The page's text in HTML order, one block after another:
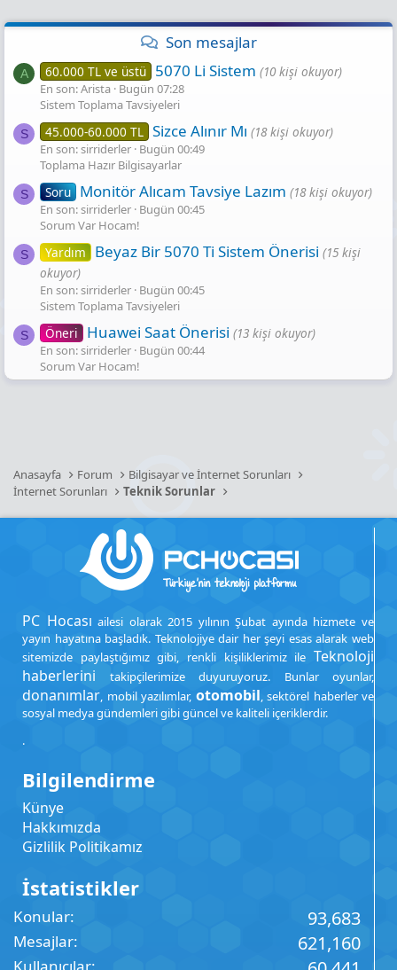
Son mesajlar
A 60.000 TL ve üstü 5070 Li Sistem (10 kişi okuyor)
En son: Arista Bugün 07:28
Sistem Toplama Tavsiyeleri
S 45.000-60.000 TL Sizce Alınır Mı (18 kişi okuyor)
En son: sirriderler Bugün 00:49
Toplama Hazır Bilgisayarlar
S Soru Monitör Alıcam Tavsiye Lazım (18 kişi okuyor)
En son: sirriderler Bugün 00:45
Sorum Var Hocam!
S Yardım Beyaz Bir 5070 Ti Sistem Önerisi (15 kişi
okuyor)
En son: sirriderler Bugün 00:45
Sistem Toplama Tavsiyeleri
S Öneri Huawei Saat Önerisi (13 kişi okuyor)
En son: sirriderler Bugün 00:44
Sorum Var Hocam!
Anasayfa Forum
Bilgisayar ve İnternet Sorunları
İnternet Sorunları
Teknik Sorunlar
PC Hocası ailesi olarak 2015 yılının Şubat ayında hizmete ve
yayın hayatına başladık. Teknolojiye dair her şeyi esas alarak web
sitemizde paylaştığımız gibi, renkli kişiliklerimiz ile Teknoloji
haberlerini takipçilerimize duyuruyoruz. Bunlar oyunlar,
donanımlar, mobil yazılımlar, otomobil, sektörel haberler ve
sosyal medya gündemleri gibi güncel ve kaliteli içeriklerdir.
.
Bilgilendirme
Künye
Hakkımızda
Gizlilik Politikamız
İstatistikler
Konular 93,683
Mesajlar 621,160